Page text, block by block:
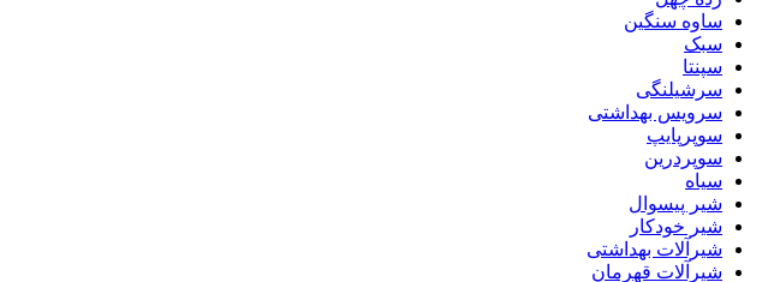
ساوه سنگین
سبک
سپنتا
سرشیلنگی
سرویس بهداشتی
سوپرپایپ
سوپردرین
سیاه
شیر پیسوال
شیر خودکار
شیرآلات بهداشتی
شیرآلات قهرمان